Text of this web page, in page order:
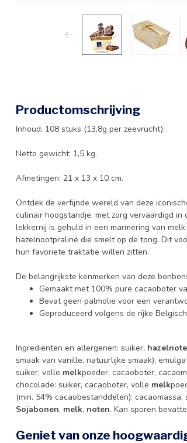
Productomschrijving
Inhoud: 108 stuks (13,8g per zeevrucht).
Netto gewicht: 1,5 kg.
Afmetingen: 21 x 13 x 10 cm.
Ontdek de verfijnde wereld van deze
culinair hoogstandje, met zorg vervaardigd
lekkernij is gehuld in een marmering van
hazelnootpraliné die smelt op de tong. Dit
hun favoriete traktatie willen zitten.
De belangrijkste kenmerken van deze
Gemaakt met 100% pure cacaoboter
Bevat geen palmolie voor een
Geproduceerd volgens de rijke
Ingrediënten en allergenen: suiker,
smaak van vanille, natuurlijke smaak),
suiker, volle melkpoeder, cacaoboter,
chocolade: suiker, cacaoboter, volle melk
(min. 54% cacaobestanddelen):
Sojabonen, melk, noten. Kan sporen
Geniet van onze